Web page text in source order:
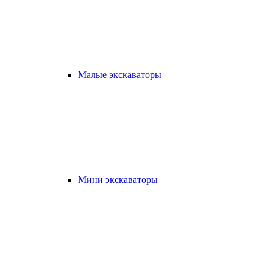
Малые экскаваторы
Мини экскаваторы